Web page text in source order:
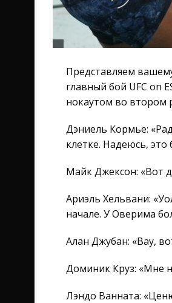
Представляем
главный бой UFC on
нокаутом во втором
Дэниель Кормье:
клетке. Надеюсь,
Майк Джексон: «Вот
Ариэль Хельвани:
начале. У Оверима
Алан Джубан: «Вау,
Доминик Круз: «Мне
Лэндо Ванната: